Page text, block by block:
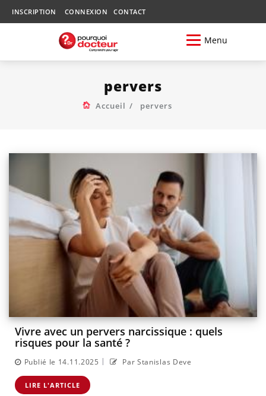
INSCRIPTION CONNEXION CONTACT
Menu
pervers
Accueil pervers
Vivre avec un pervers narcissique : quels
risques pour la santé ?
Publié le 14.11.2025 | Par Stanislas Deve
LIRE L'ARTICLE